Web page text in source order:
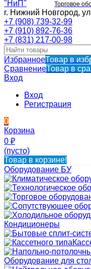
Торговое
г. Нижний Новгород,
+7 (908) 739-32-99
+7 (910) 892-76-36
+7 (831) 217-00-98
ИзбранноеТовар в
СравнениеТовар в
Вход
Вход
Регистрация
0
Корзина
0 ₽
(пусто)
Товар в корзине!
Оборудование БУ
Кондиционеры
Оборудование для